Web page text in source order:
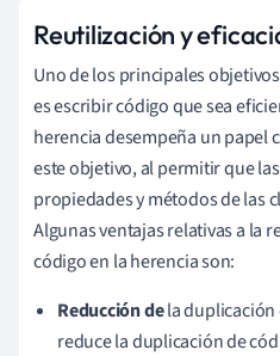
Reutilización y
Uno de los principales
es escribir código que sea
herencia desempeña un papel
este objetivo, al permitir que
propiedades y métodos de las
Algunas ventajas relativas a la
código en la herencia son:
Reducción dela duplicación
reduce la duplicación de